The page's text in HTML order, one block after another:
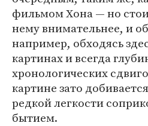
фильмом Хона — но
нему внимательнее, и
например, обходясь
картинах и всегда
хронологических
картине зато
редкой легкости
бытием.